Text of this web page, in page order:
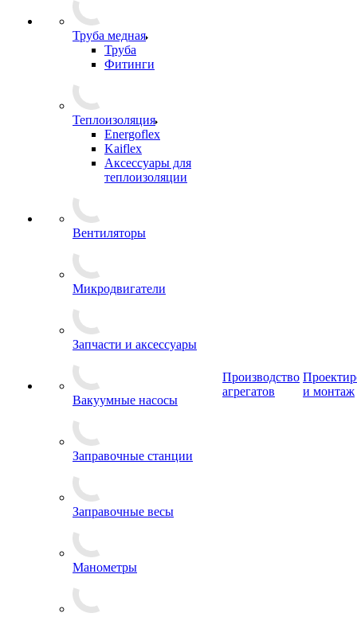
Труба медная
Труба
Фитинги
Теплоизоляция
Energoflex
Kaiflex
Аксессуары для
теплоизоляции
Вентиляторы
Микродвигатели
Запчасти и аксессуары
Вакуумные насосы
Заправочные станции
Заправочные весы
Манометры
Производство
агрегатов
и монтаж